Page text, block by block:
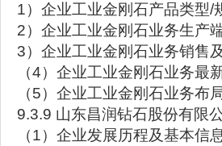
1）企业工业金刚石产品类型/
2）企业工业金刚石业务生产
3）企业工业金刚石业务销售
（4）企业工业金刚石业务最
（5）企业工业金刚石业务布
9.3.9 山东昌润钻石股份有限
（1）企业发展历程及基本信